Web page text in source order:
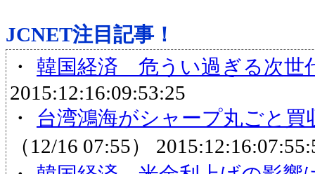
JCNET注目記事！
・ 韓国経済 危うい過ぎる次世
2015:12:16:09:53:25
・
台湾鴻海がシャープ丸ごと
（12/16 07:55）